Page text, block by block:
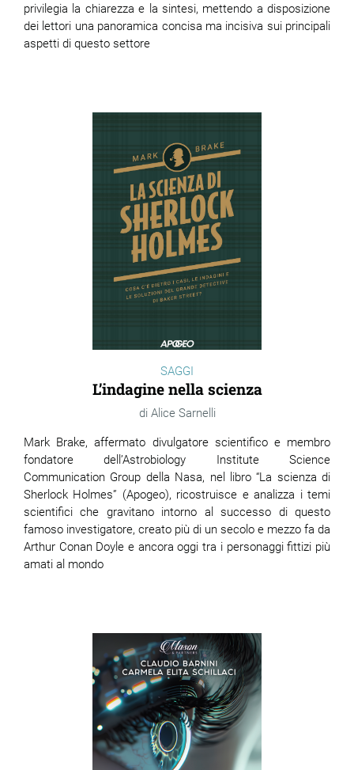
privilegia la chiarezza e la sintesi, mettendo a disposizione
dei lettori una panoramica concisa ma incisiva sui principali
aspetti di questo settore
SAGGI
L’indagine nella scienza
Alice Sarnelli
Mark Brake, affermato divulgatore scientifico e membro
fondatore dell’Astrobiology Institute Science
Communication Group della Nasa, nel libro “La scienza di
Sherlock Holmes” (Apogeo), ricostruisce e analizza i temi
scientifici che gravitano intorno al successo di questo
famoso investigatore, creato più di un secolo e mezzo fa da
Arthur Conan Doyle e ancora oggi tra i personaggi fittizi più
amati al mondo